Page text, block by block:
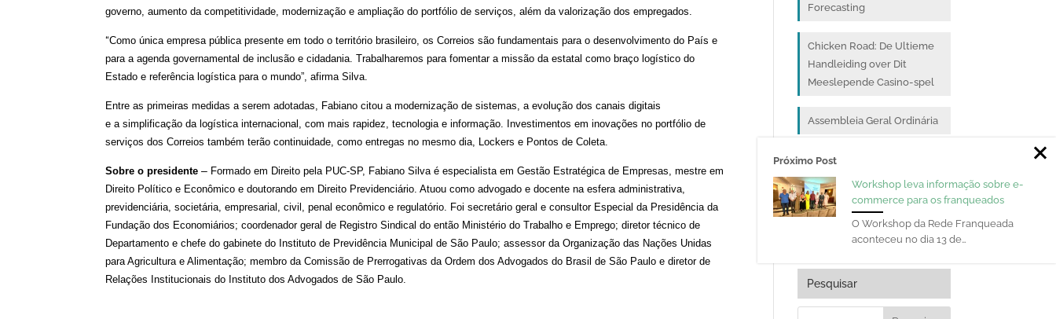
governo, aumento da competitividade, modernização e ampliação do portfólio de serviços, além da valorização dos empregados.
“Como única empresa pública presente em todo o território brasileiro, os Correios são fundamentais para o desenvolvimento do País e
para a agenda governamental de inclusão e cidadania. Trabalharemos para fomentar a missão da estatal como braço logístico do
Estado e referência logística para o mundo”, afirma Silva.
Entre as primeiras medidas a serem adotadas, Fabiano citou a modernização de sistemas, a evolução dos canais digitais
e a simplificação da logística internacional, com mais rapidez, tecnologia e informação. Investimentos em inovações no portfólio de
serviços dos Correios também terão continuidade, como entregas no mesmo dia, Lockers e Pontos de Coleta.
Sobre o presidente – Formado em Direito pela PUC-SP, Fabiano Silva é especialista em Gestão Estratégica de Empresas, mestre em
Direito Político e Econômico e doutorando em Direito Previdenciário. Atuou como advogado e docente na esfera administrativa,
previdenciária, societária, empresarial, civil, penal econômico e regulatório. Foi secretário geral e consultor Especial da Presidência da
Fundação dos Economiários; coordenador geral de Registro Sindical do então Ministério do Trabalho e Emprego; diretor técnico de
Departamento e chefe do gabinete do Instituto de Previdência Municipal de São Paulo; assessor da Organização das Nações Unidas
para Agricultura e Alimentação; membro da Comissão de Prerrogativas da Ordem dos Advogados do Brasil de São Paulo e diretor de
Relações Institucionais do Instituto dos Advogados de São Paulo.
Forecasting
Chicken Road: De Ultieme
Handleiding over Dit
Meeslepende Casino-spel
Assembleia Geral Ordinária
Franqueados dos Correios
do Paraná discutem
desempenho de 2025 e
projeções para 2026 em
Assembleia em Curitiba
Pesquisar
Próximo Post
Workshop leva informação sobre e-
commerce para os franqueados
O Workshop da Rede Franqueada
aconteceu no dia 13 de…